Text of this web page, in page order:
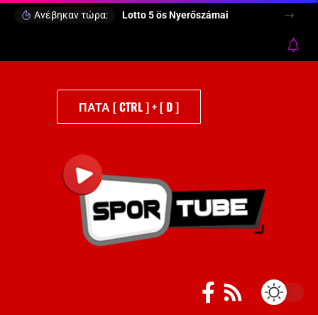
Ανέβηκαν τώρα: Lotto 5 ös Nyerőszámai
ΠΑΤΑ [ CTRL ] + [ D ]